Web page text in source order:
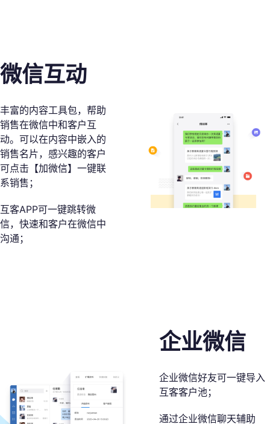
微信互动
丰富的内容工具包，帮助
销售在微信中和客户互
动。可以在内容中嵌入的
销售名片，感兴趣的客户
可点击【加微信】一键联
系销售；
互客APP可一键跳转微
信，快速和客户在微信中
沟通；
企业微信
企业微信好友可一键导入
互客客户池；
通过企业微信聊天辅助